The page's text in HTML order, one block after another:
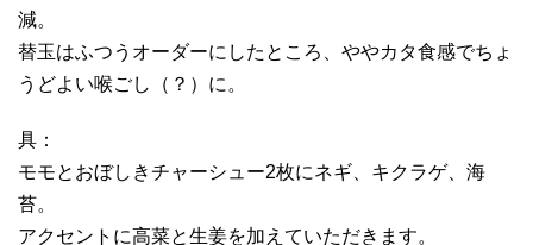
減。
替玉はふつうオーダーにしたところ、ややカタ食感でちょ
うどよい喉ごし（？）に。
具：
モモとおぼしきチャーシュー2枚にネギ、キクラゲ、海
苔。
アクセントに高菜と生姜を加えていただきます。